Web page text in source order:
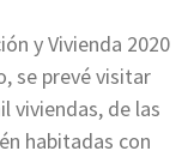
y Vivienda 2020
se prevé visitar
viviendas, de las
habitadas con